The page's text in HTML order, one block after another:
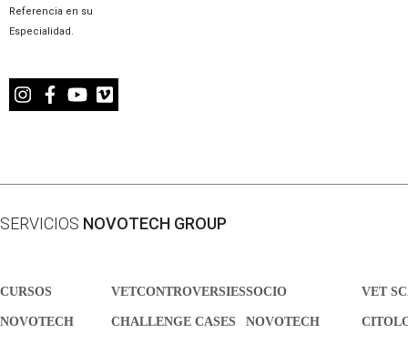
Referencia en su
Especialidad.
SERVICIOS NOVOTECH GROUP
CURSOS
NOVOTECH
VETCONTROVERSIES
CHALLENGE CASES
SOCIO
NOVOTECH
VET